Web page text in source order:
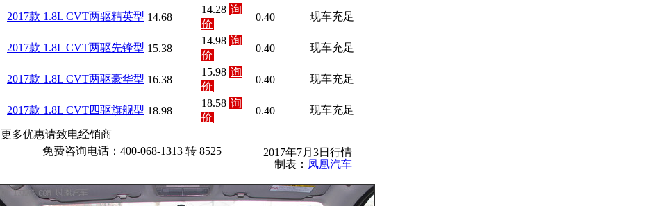
2017款 1.8L CVT两驱精英型 14.68
14.28 询
价
0.40 现车充足
2017款 1.8L CVT两驱先锋型 15.38
14.98 询
价
0.40 现车充足
2017款 1.8L CVT两驱豪华型 16.38
15.98 询
价
0.40 现车充足
2017款 1.8L CVT四驱旗舰型 18.98
18.58 询
价
0.40 现车充足
更多优惠请致电经销商
免费咨询电话：400-068-1313 转 8525
2017年7月3日行情
制表： 凤凰汽车